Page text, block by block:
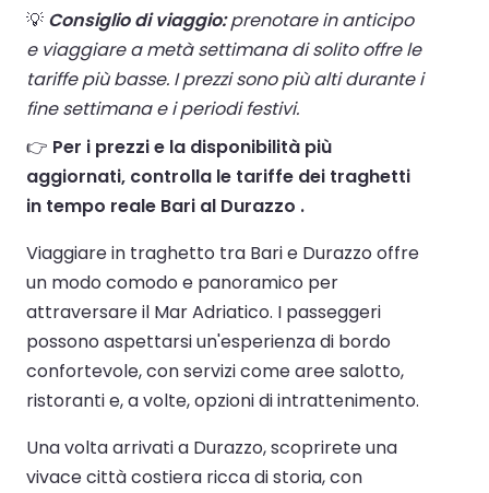
💡 Consiglio di viaggio:prenotare in anticipo
e viaggiare a metà settimana di solito offre le
tariffe più basse. I prezzi sono più alti durante i
fine settimana e i periodi festivi.
👉 Per i prezzi e la disponibilità più
aggiornati, controlla le tariffe dei traghetti
in tempo reale Bari al Durazzo .
Viaggiare in traghetto tra Bari e Durazzo offre
un modo comodo e panoramico per
attraversare il Mar Adriatico. I passeggeri
possono aspettarsi un'esperienza di bordo
confortevole, con servizi come aree salotto,
ristoranti e, a volte, opzioni di intrattenimento.
Una volta arrivati a Durazzo, scoprirete una
vivace città costiera ricca di storia, con